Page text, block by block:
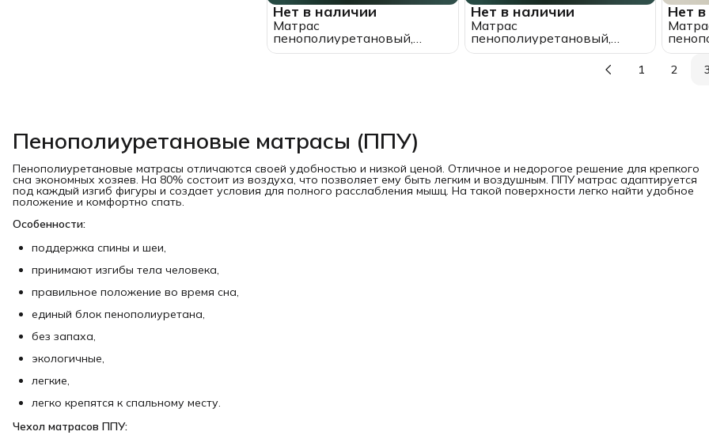
Нет в наличии
Матрас
пенополиуретановый,
80*160, детский,
Нет в наличии
Матрас
пенополиуретановый,
90*190, беспружинный,
премиум "ППУ" (высота 10
Нет
см.)
1 2 3
Пенополиуретановые матрасы (ППУ)
Пенополиуретановые матрасы отличаются своей удобностью и низкой ценой. Отличное и недорогое решение для крепкого
сна экономных хозяев. На 80% состоит из воздуха, что позволяет ему быть легким и воздушным. ППУ матрас адаптируется
под каждый изгиб фигуры и создает условия для полного расслабления мышц. На такой поверхности легко найти удобное
положение и комфортно спать.
Особенности:
поддержка спины и шеи,
принимают изгибы тела человека,
правильное положение во время сна,
единый блок пенополиуретана,
без запаха,
экологичные,
легкие,
легко крепятся к спальному месту.
Чехол матрасов ППУ: